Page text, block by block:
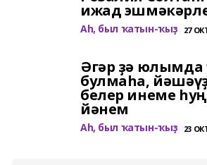
ижад
Аһ, был ҡатын-ҡыҙ 27
Әгәр ҙә
булмаһа,
белер инеме
йәнем
Аһ, был ҡатын-ҡыҙ 23